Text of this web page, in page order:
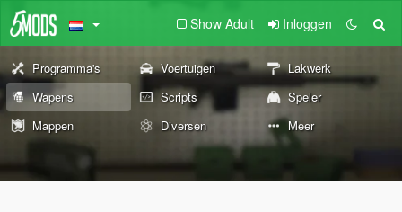
Show Adult Inloggen
Programma's Voertuigen
Lakwerk
Wapens
Scripts
Speler
Mappen
Diversen Meer